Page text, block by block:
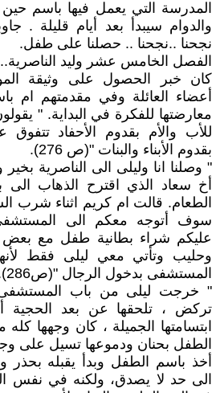
المدرسة التي يعمل فيها باسم
والدوام سيبدأ بعد أيام قليلة .
نجحنا ..نجحنا .. حصلنا على طفل.
الفصل الخامس عشر وليد الناصرية..
كان خبر الحصول على وثيقة
أعضاء العائلة وفي مقدمتهم ام
معارضتها للفكرة في البداية. "
للأب والأم بقدوم الأحفاد تتفوق
بقدوم الأبناء والبنات "(ص 276).
" وصلنا انا وليلى الى الناصرية بخير
أخ سعاد الذي اقترح الذهاب الى
الطعام. قالت ام كريم اثناء شرب
سوف أتوجه معكم الى
عليكم شراء بطانية طفل مع
وحليب وتأتي معي ليلى فقط
المستشفى بدخول الرجال "(ص286).
" خرجت ليلى من باب المستشفى
تركض ، تلحقها عن بعد الحجية
ابتسامتها الجميلة ، كان وجهها
الطفل بحنان ودموعها تسيل على
أخذ باسم الطفل وبدأ يقبله
الى حد لا يصدق، ولكنه في نفس